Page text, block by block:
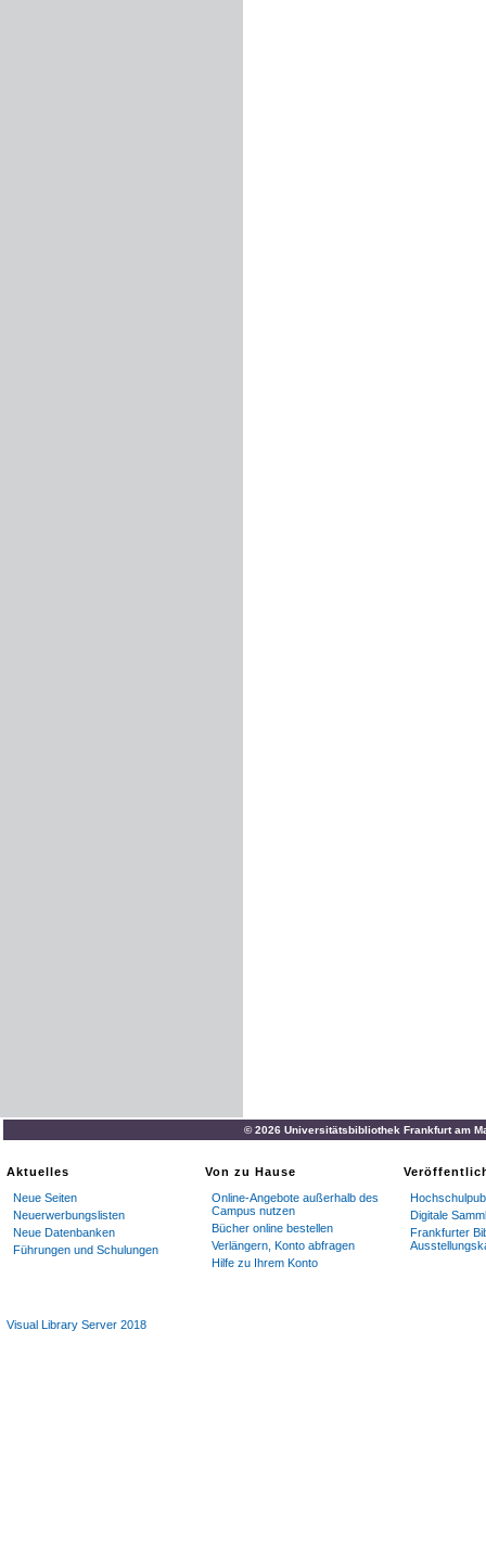
© 2026 Universitätsbibliothek Frankfurt am
Aktuelles
Neue Seiten
Neuerwerbungslisten
Neue Datenbanken
Führungen und Schulungen
Von zu Hause
Online-Angebote außerhalb des
Campus nutzen
Bücher online bestellen
Verlängern, Konto abfragen
Hilfe zu Ihrem Konto
Digitale
Frankfurter
Visual Library Server 2018